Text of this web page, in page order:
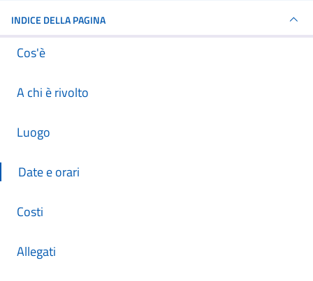
INDICE DELLA PAGINA
Cos'è
A chi è rivolto
Luogo
Date e orari
Costi
Allegati